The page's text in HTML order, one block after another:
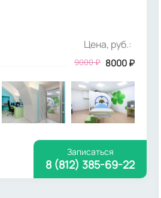
Цена, руб.:
9000₽ 8000₽
Записаться
8 (812) 385-69-22